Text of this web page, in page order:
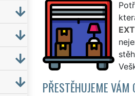
PŘESTĚHUJEME VÁM